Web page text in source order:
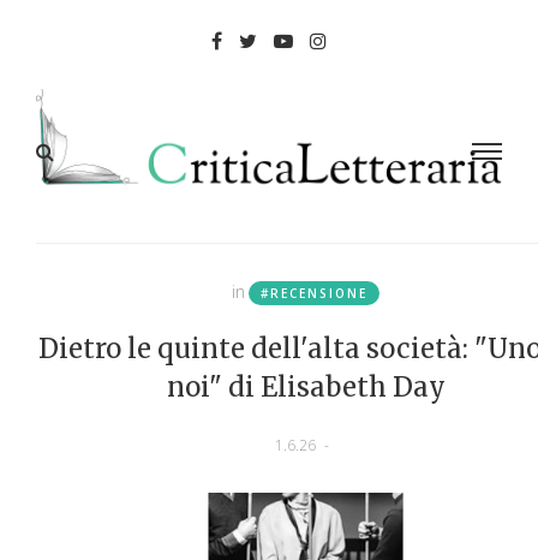
in #RECENSIONE
Dietro le quinte dell'alta società:
noi" di Elisabeth Day
1.6.26 -